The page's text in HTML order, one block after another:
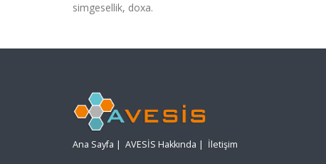
simgesellik, doxa.
Ana Sayfa | AVESİS Hakkında | İletişim